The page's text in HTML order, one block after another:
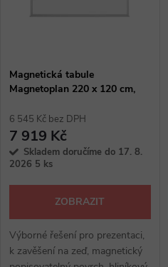
p
r
o
d
u
s
p
r
o
d
u
Magnetická tabule
Magnetoplan 220 x 120 cm,
6 545 Kč bez DPH
7 919 Kč
Skladem doručíme do 17. 8.
2026 5 ks
ZOBRAZIT
Výborné řešení pro prezentaci,
k zavěšení na zeď, magnetický